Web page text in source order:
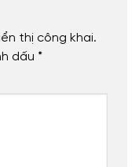
thị công khai.
dấu *